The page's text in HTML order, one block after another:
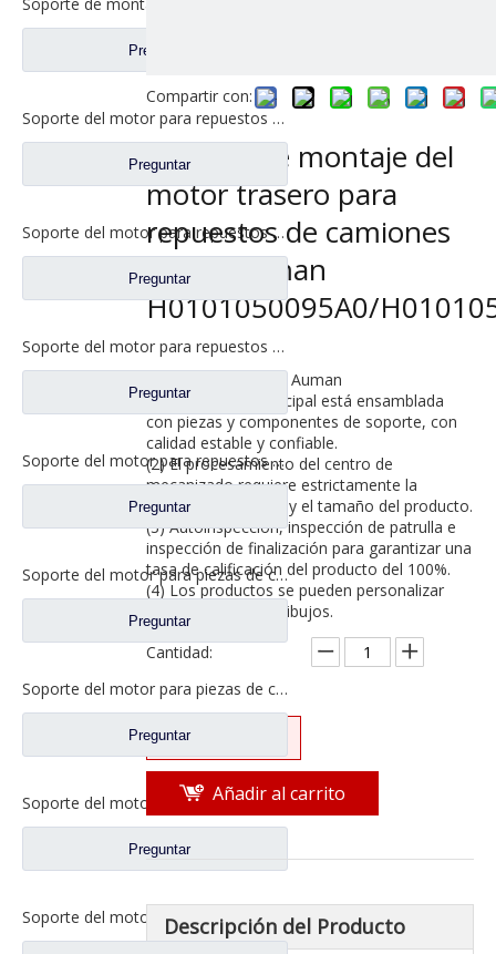
Preguntar
Soporte del motor para repuestos de camiones Foton Auman H0101050122A0/H0101050121A0
Preguntar
Soporte del motor para repuestos de camiones Foton Auman 1424110101004/1424110101005
Preguntar
Soporte del motor para repuestos de camiones Foton Auman H4101050302A0/H4101050301A0
Preguntar
Soporte del motor para repuestos de camiones Foton Auman H4101050202A0
Preguntar
Soporte del motor para piezas de camiones pesados ​​Foton Auman H4101050201A0
Preguntar
Soporte del motor para piezas de camiones pesados ​​Foton Auman 1325110102002 1325110102003
Preguntar
Soporte del motor para piezas de camiones pesados ​​Foton Auman H4101050002A0 H4101050001AO
Preguntar
Soporte del motor para repuestos de camiones Foton Auman 1325110102002/1325110102003
Compartir con:
Soporte de montaje del
motor trasero para
repuestos de camiones
Foton Auman
H0101050095A0/
Modelos aplicables: Auman
(1) La máquina principal está ensamblada
con piezas y componentes de soporte, con
calidad estable y confiable.
(2) El procesamiento del centro de
mecanizado requiere estrictamente la
posición del orificio y el tamaño del producto.
(3) Autoinspección, inspección de patrulla e
inspección de finalización para garantizar una
tasa de calificación del producto del 100%.
(4) Los productos se pueden personalizar
según muestras y dibujos.
Cantidad:
Preguntar
Añadir al carrito
Descripción del Producto